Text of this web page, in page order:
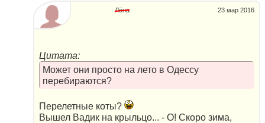
23 мар 2016
Лёна
Цитата:
Может они просто на лето в Одессу
перебираются?
Перелетные коты?
Вышел Вадик на крыльцо... - О! Скоро зима,